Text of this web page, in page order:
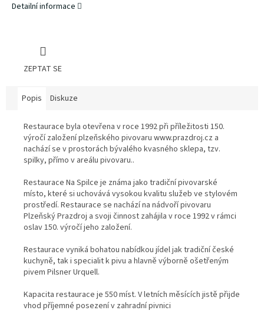
Detailní informace
ZEPTAT SE
Popis Diskuze
Restaurace byla otevřena v roce 1992 při příležitosti 150.
výročí založení plzeňského pivovaru www.prazdroj.cz a
nachází se v prostorách bývalého kvasného sklepa, tzv.
spilky, přímo v areálu pivovaru..
Restaurace Na Spilce je známa jako tradiční pivovarské
místo, které si uchovává vysokou kvalitu služeb ve stylovém
prostředí. Restaurace se nachází na nádvoří pivovaru
Plzeňský Prazdroj a svoji činnost zahájila v roce 1992 v rámci
oslav 150. výročí jeho založení.
Restaurace vyniká bohatou nabídkou jídel jak tradiční české
kuchyně, tak i specialit k pivu a hlavně výborně ošetřeným
pivem Pilsner Urquell.
Kapacita restaurace je 550 míst. V letních měsících jistě přijde
vhod příjemné posezení v zahradní pivnici